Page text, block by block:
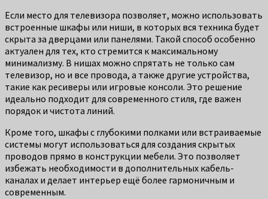
Если место для телевизора позволяет, можно использовать
встроенные шкафы или ниши, в которых вся техника будет
скрыта за дверцами или панелями. Такой способ особенно
актуален для тех, кто стремится к максимальному
минимализму. В нишах можно спрятать не только сам
телевизор, но и все провода, а также другие устройства,
такие как ресиверы или игровые консоли. Это решение
идеально подходит для современного стиля, где важен
порядок и чистота линий.
Кроме того, шкафы с глубокими полками или встраиваемые
системы могут использоваться для создания скрытых
проводов прямо в конструкции мебели. Это позволяет
избежать необходимости в дополнительных кабель-
каналах и делает интерьер ещё более гармоничным и
современным.